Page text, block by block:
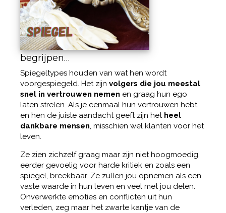
begrijpen…
Spiegeltypes houden van wat hen wordt
voorgespiegeld. Het zijn volgers die jou meestal
snel in vertrouwen nemen en graag hun ego
laten strelen. Als je eenmaal hun vertrouwen hebt
en hen de juiste aandacht geeft zijn het heel
dankbare mensen, misschien wel klanten voor het
leven.
Ze zien zichzelf graag maar zijn niet hoogmoedig,
eerder gevoelig voor harde kritiek en zoals een
spiegel, breekbaar. Ze zullen jou opnemen als een
vaste waarde in hun leven en veel met jou delen.
Onverwerkte emoties en conflicten uit hun
verleden, zeg maar het zwarte kantje van de